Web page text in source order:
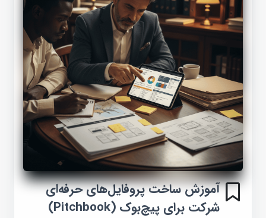
آموزش ساخت پروفایل‌های حرفه‌ای
شرکت برای پیچ‌بوک (Pitchbook)